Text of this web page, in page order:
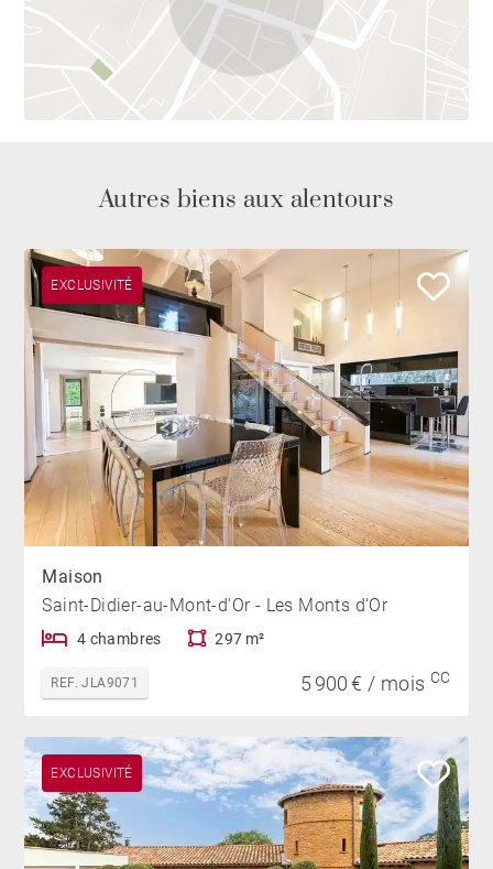
Autres biens aux alentours
EXCLUSIVITÉ
Maison
Saint-Didier-au-Mont-d'Or - Les Monts d'Or
4 chambres 297 m²
REF. JLA9071 5 900 € / mois CC
EXCLUSIVITÉ